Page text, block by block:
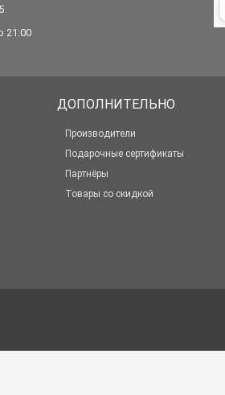
21:00
ДОПОЛНИТЕЛЬНО
Производители
Подарочные сертификаты
Партнёры
Товары со скидкой